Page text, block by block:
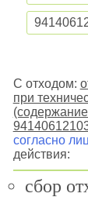
С отходом:
при
согласно
действия:
сбор